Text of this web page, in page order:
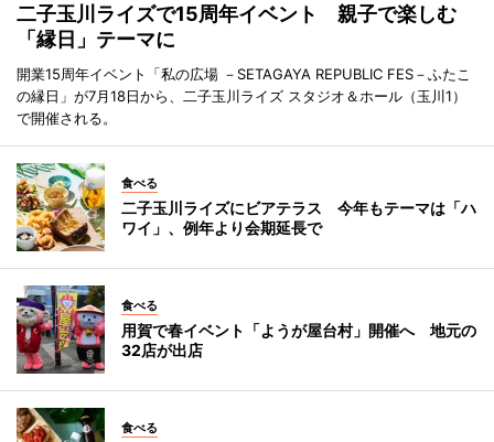
二子玉川ライズで15周年イベント 親子で楽しむ
「縁日」テーマに
開業15周年イベント「私の広場 －SETAGAYA REPUBLIC FES－ふたこ
の縁日」が7月18日から、二子玉川ライズ スタジオ＆ホール（玉川1）
で開催される。
食べる
二子玉川ライズにビアテラス 今年もテーマは「ハ
ワイ」、例年より会期延長で
食べる
用賀で春イベント「ようが屋台村」開催へ 地元の
32店が出店
食べる